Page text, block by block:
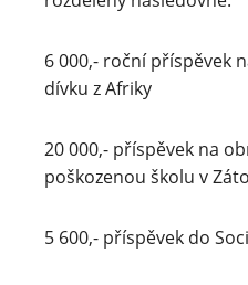
6 000,- roční příspěvek
dívku z Afriky
20 000,- příspěvek na
poškozenou školu v
5 600,- příspěvek do